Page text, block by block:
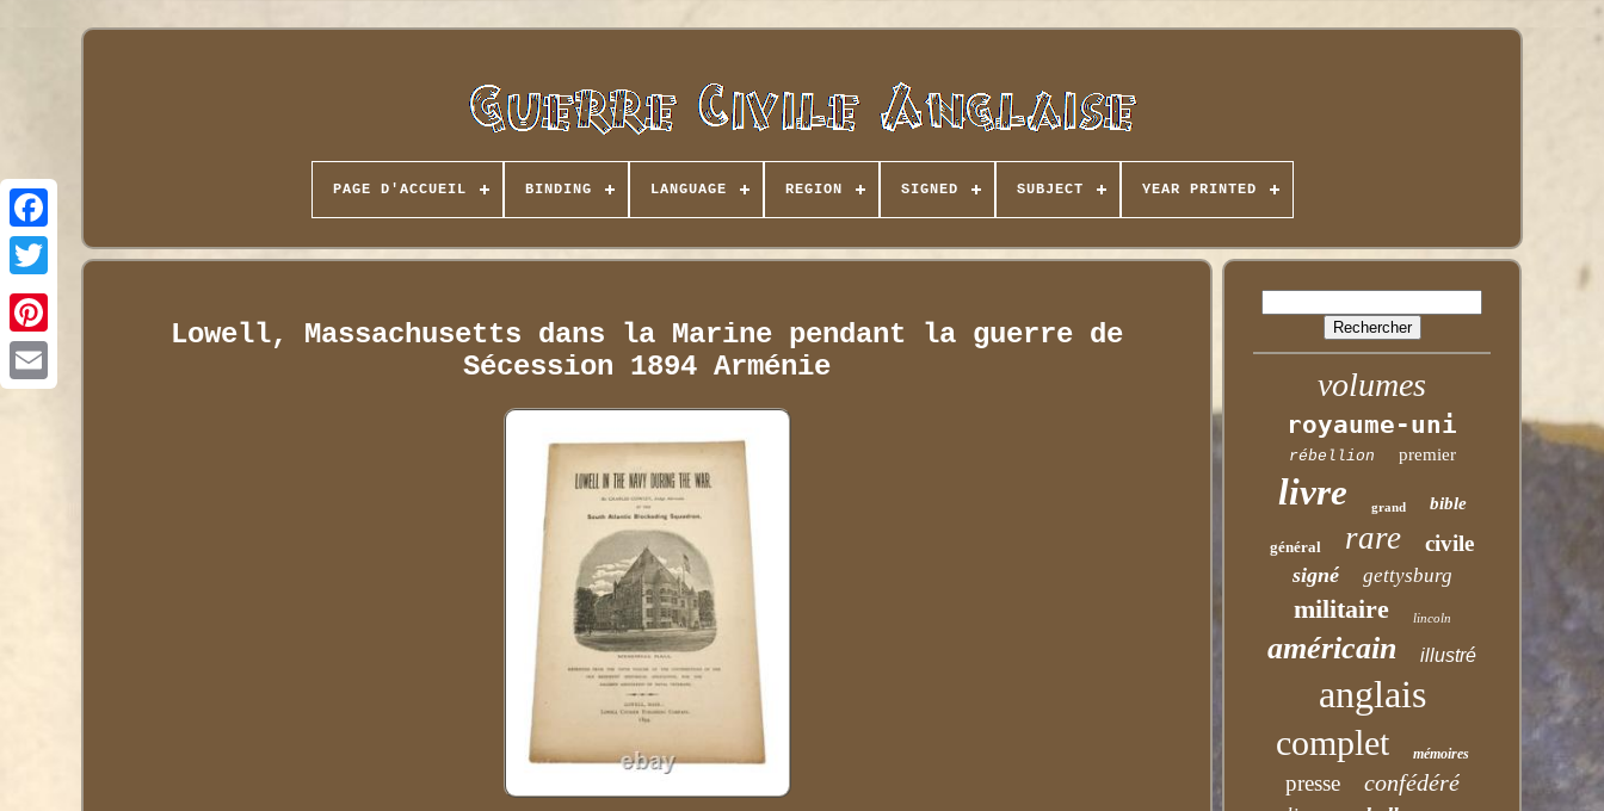
PAGE D'ACCUEIL BINDING LANGUAGE REGION SIGNED SUBJECT YEAR PRINTED
Lowell, Massachusetts dans la Marine pendant la guerre de
Sécession 1894 Arménie
volumes
royaume-uni
rébellion premier
livre grand bible
général rare civile
signé gettysburg
militaire lincoln
américain illustré
anglais
complet mémoires
presse confédéré